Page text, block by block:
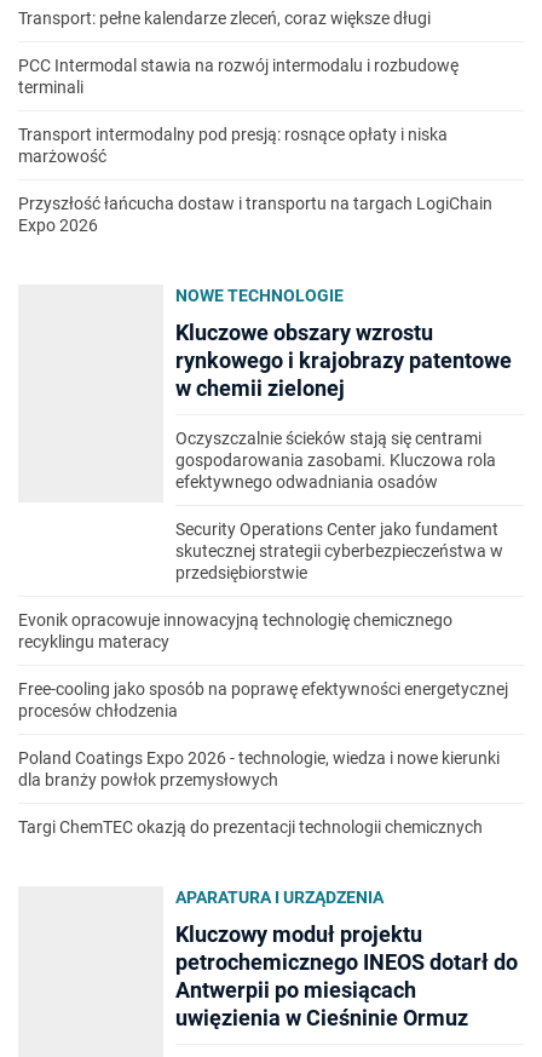
Transport: pełne kalendarze zleceń, coraz większe długi
PCC Intermodal stawia na rozwój intermodalu i rozbudowę
terminali
Transport intermodalny pod presją: rosnące opłaty i niska
marżowość
Przyszłość łańcucha dostaw i transportu na targach LogiChain
Expo 2026
NOWE TECHNOLOGIE
Kluczowe obszary wzrostu
rynkowego i krajobrazy patentowe
w chemii zielonej
Oczyszczalnie ścieków stają się centrami
gospodarowania zasobami. Kluczowa rola
efektywnego odwadniania osadów
Security Operations Center jako fundament
skutecznej strategii cyberbezpieczeństwa w
przedsiębiorstwie
Evonik opracowuje innowacyjną technologię chemicznego
recyklingu materacy
Free-cooling jako sposób na poprawę efektywności energetycznej
procesów chłodzenia
Poland Coatings Expo 2026 - technologie, wiedza i nowe kierunki
dla branży powłok przemysłowych
Targi ChemTEC okazją do prezentacji technologii chemicznych
APARATURA I URZĄDZENIA
Kluczowy moduł projektu
petrochemicznego INEOS dotarł do
Antwerpii po miesiącach
uwięzienia w Cieśninie Ormuz